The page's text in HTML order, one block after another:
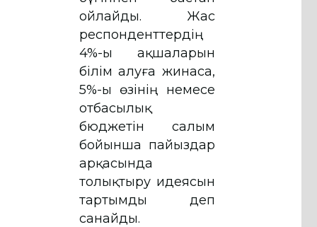
ойлайды. Жас
респонденттердің
4%-ы ақшаларын
білім алуға жинаса,
5%-ы өзінің немесе
отбасылық
бюджетін салым
бойынша пайыздар
арқасында
толықтыру идеясын
тартымды деп
санайды.